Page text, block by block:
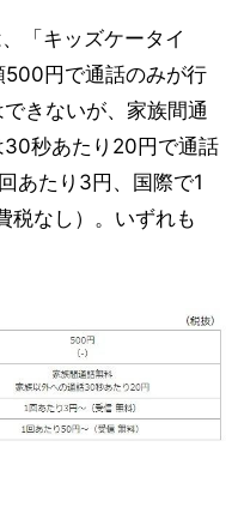
「キッズケータイ
円で通話のみが行
きないが、家族間通
秒あたり20円で通話
あたり3円、国際で1
税なし）。いずれも